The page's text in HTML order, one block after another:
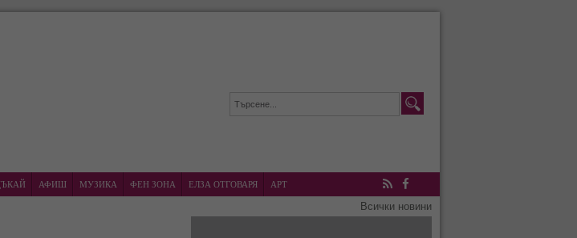
АФИШ МУЗИКА ФЕН ЗОНА ЕЛЗА ОТГОВАРЯ
АРТ
RSS Facebook
Всички новини